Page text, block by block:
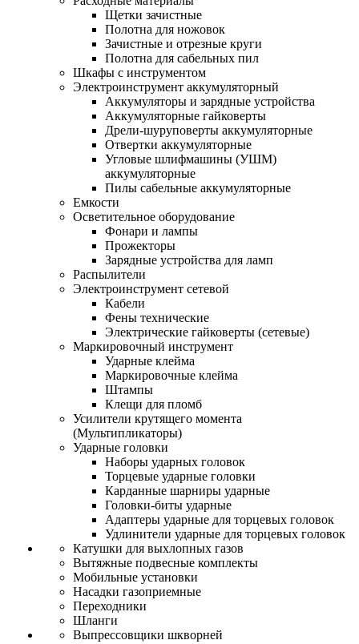
Щетки зачистные
Полотна для ножовок
Зачистные и отрезные круги
Полотна для сабельных пил
Шкафы с инструментом
Электроинструмент аккумуляторный
Аккумуляторы и зарядные устройства
Аккумуляторные гайковерты
Дрели-шуруповерты аккумуляторные
Отвертки аккумуляторные
Угловые шлифмашины (УШМ)
аккумуляторные
Пилы сабельные аккумуляторные
Емкости
Осветительное оборудование
Фонари и лампы
Прожекторы
Зарядные устройства для ламп
Распылители
Электроинструмент сетевой
Кабели
Фены технические
Электрические гайковерты (сетевые)
Маркировочный инструмент
Ударные клейма
Маркировочные клейма
Штампы
Клещи для пломб
Усилители крутящего момента
(Мультипликаторы)
Ударные головки
Наборы ударных головок
Торцевые ударные головки
Карданные шарниры ударные
Головки-биты ударные
Адаптеры ударные для торцевых головок
Удлинители ударные для торцевых головок
Катушки для выхлопных газов
Вытяжные подвесные комплекты
Мобильные установки
Насадки газоприемные
Переходники
Шланги
Выпрессовщики шкворней